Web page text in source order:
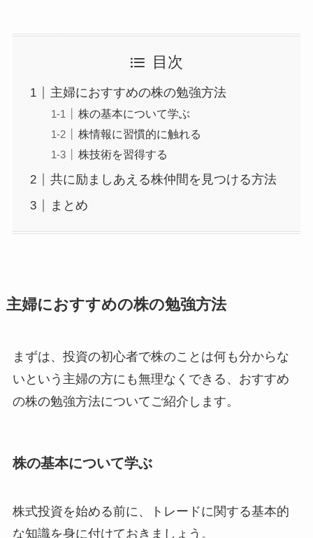
目次
主婦におすすめの株の勉強方法
株の基本について学ぶ
株情報に習慣的に触れる
株技術を習得する
共に励ましあえる株仲間を見つける方法
まとめ
主婦におすすめの株の勉強方法
まずは、投資の初心者で株のことは何も分からな
いという主婦の方にも無理なくできる、おすすめ
の株の勉強方法についてご紹介します。
株の基本について学ぶ
株式投資を始める前に、トレードに関する基本的
な知識を身に付けておきましょう。